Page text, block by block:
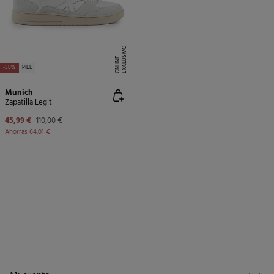
-58% PIEL E
X
C
L
U
SI
V
O
O
N
LI
N
E
Munich
Zapatilla Legit
45,99 € 110,00 €
Ahorras 64,01 €